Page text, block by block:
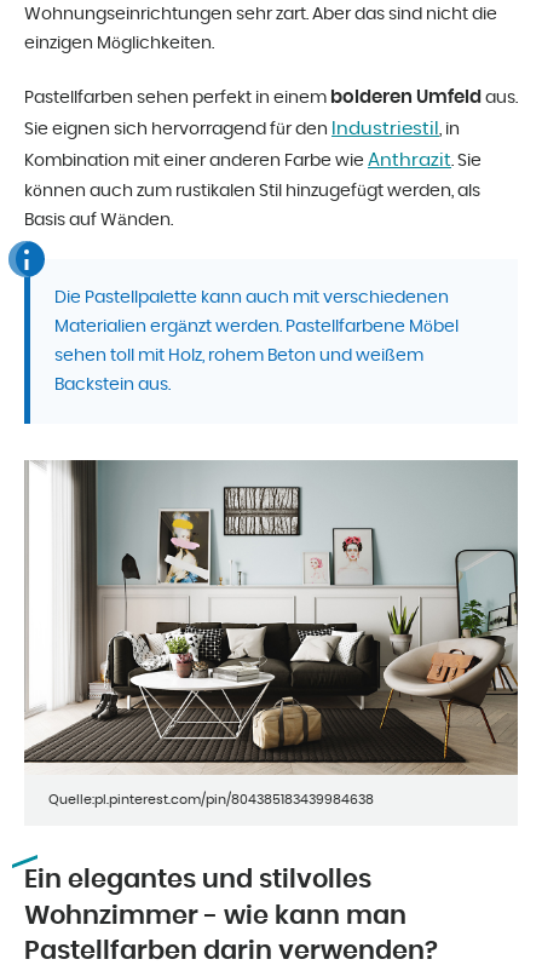
Wohnungseinrichtungen sehr zart. Aber das sind nicht die
einzigen Möglichkeiten.
Pastellfarben sehen perfekt in einem bolderen Umfeld aus.
Sie eignen sich hervorragend für den
Industriestil , in
Kombination mit einer anderen Farbe wie Anthrazit. Sie
können auch zum rustikalen Stil hinzugefügt werden, als
Basis auf Wänden.
Die Pastellpalette kann auch mit verschiedenen
Materialien ergänzt werden. Pastellfarbene Möbel
sehen toll mit Holz, rohem Beton und weißem
Backstein aus.
Quelle:pl.pinterest.com/pin/804385183439984638
Ein elegantes und stilvolles
Wohnzimmer - wie kann man
Pastellfarben darin verwenden?